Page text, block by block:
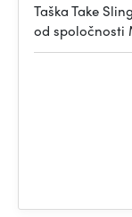
Taška Take
od spoločnosti